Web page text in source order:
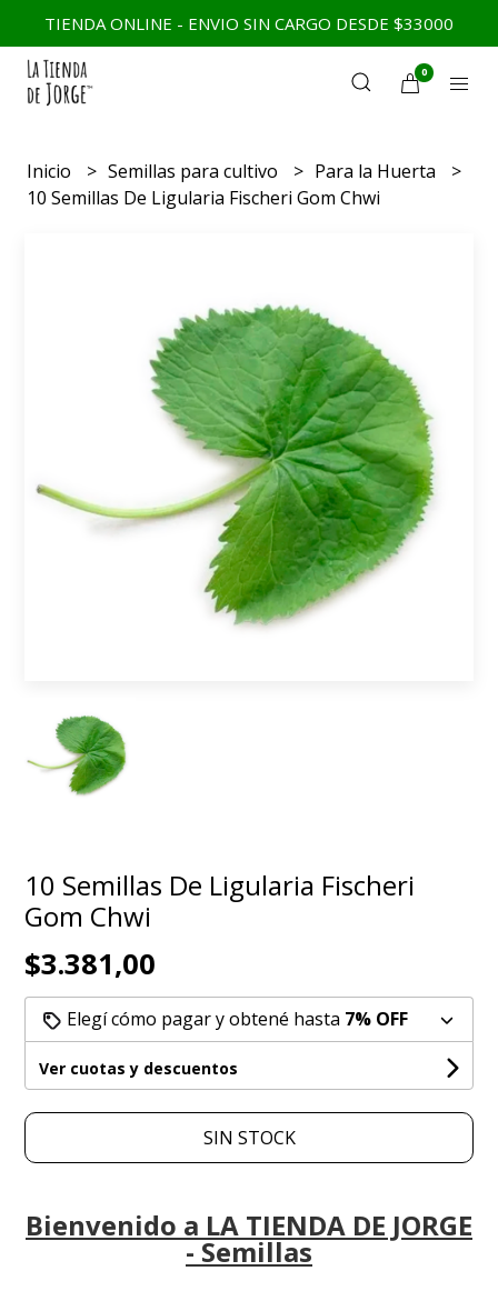
TIENDA ONLINE - ENVIO SIN CARGO DESDE $33000
0
Inicio Semillas para cultivo
Para la Huerta
10 Semillas De Ligularia Fischeri Gom Chwi
10 Semillas De Ligularia Fischeri
Gom Chwi
$3.381,00
Elegí cómo pagar y obtené hasta 7% OFF
Ver cuotas y descuentos
SIN STOCK
Bienvenido a LA TIENDA DE JORGE
- Semillas